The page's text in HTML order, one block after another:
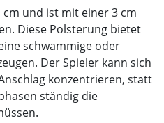
cm und ist mit einer 3 cm
Diese Polsterung bietet
schwammige oder
Der Spieler kann sich
konzentrieren, statt
ständig die